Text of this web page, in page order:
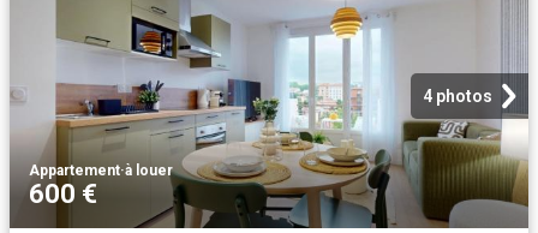
4 photos
Appartement·à louer
600 €